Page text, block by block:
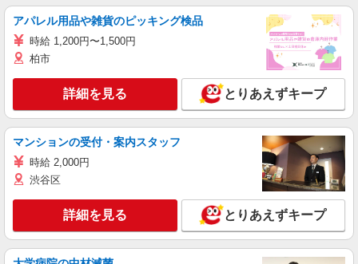
アパレル用品や雑貨のピッキング検品
時給 1,200円〜1,500円
柏市
詳細を見る とりあえずキープ
マンションの受付・案内スタッフ
時給 2,000円
渋谷区
詳細を見る とりあえずキープ